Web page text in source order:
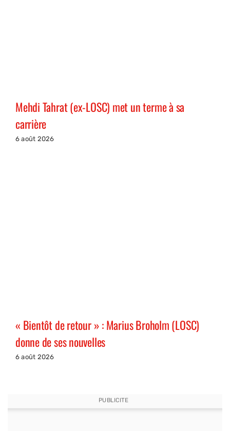
Mehdi Tahrat (ex-LOSC) met un terme à sa
carrière
6 août 2026
« Bientôt de retour » : Marius Broholm (LOSC)
donne de ses nouvelles
6 août 2026
PUBLICITE